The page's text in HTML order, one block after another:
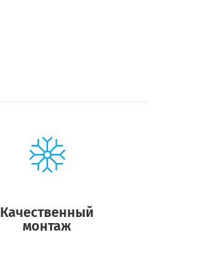
Качественный
монтаж